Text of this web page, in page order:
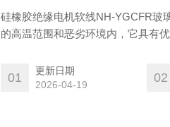
硅橡胶绝缘电机软线NH-YGCFR玻
的高温范围和恶劣环境内，它具有
药，冶金，港口，矿山，物理，仓
01
更新日期
2026-04-19
02